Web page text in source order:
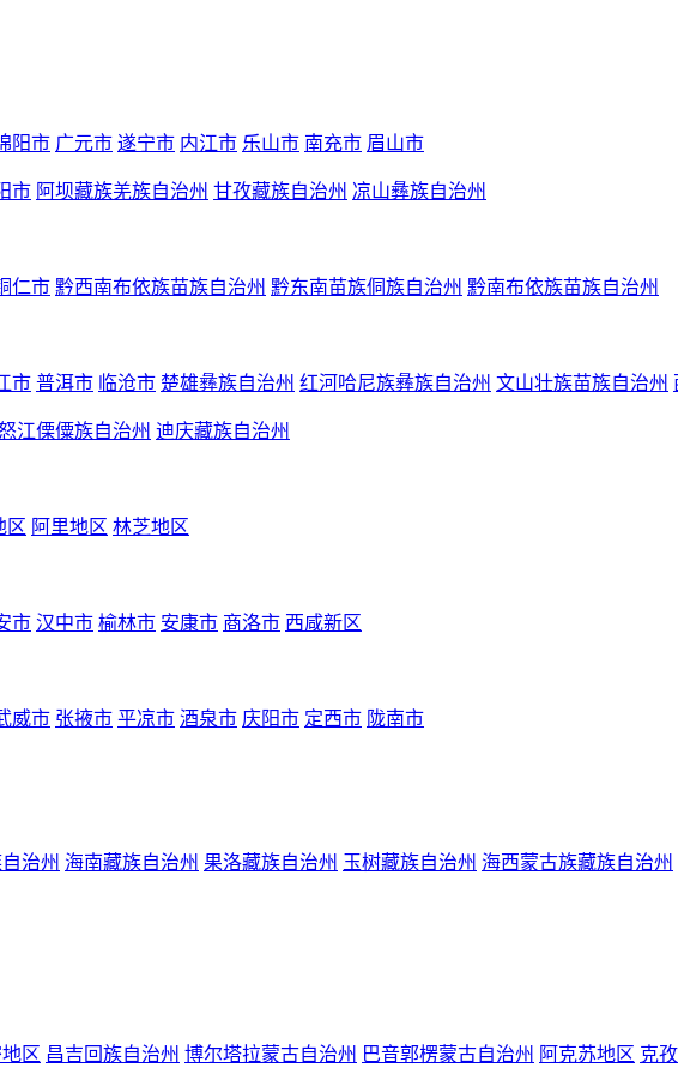
阳市 广元市 遂宁市 内江市 乐山市 南充市 眉山市
市 阿坝藏族羌族自治州 甘孜藏族自治州 凉山彝族自治州
仁市 黔西南布依族苗族自治州 黔东南苗族侗族自治州 黔南布依族苗族自治州
市 普洱市 临沧市 楚雄彝族自治州 红河哈尼族彝族自治州 文山壮族苗族自治州
怒江傈僳族自治州 迪庆藏族自治州
区 阿里地区 林芝地区
市 汉中市 榆林市 安康市 商洛市 西咸新区
威市 张掖市 平凉市 酒泉市 庆阳市 定西市 陇南市
治州 海南藏族自治州 果洛藏族自治州 玉树藏族自治州 海西蒙古族藏族自治州
区 昌吉回族自治州 博尔塔拉蒙古自治州 巴音郭楞蒙古自治州 阿克苏地区 克